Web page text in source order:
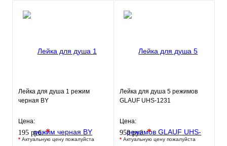
Лейка для душа 1 режим
черная BY
Цена:
195 руб.*
* Актуальную цену пожалуйста
Лейка для душа 5 режимов
GLAUF UHS-1231
Цена:
958 руб.*
* Актуальную цену пожалуйста